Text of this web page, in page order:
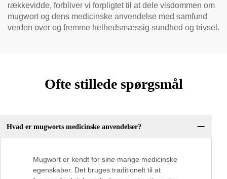
rækkevidde, forbliver vi forpligtet til at dele visdommen om
mugwort og dens medicinske anvendelse med samfund
verden over og fremme helhedsmæssig sundhed og trivsel.
Ofte stillede spørgsmål
Hvad er mugworts medicinske anvendelser?
Mugwort er kendt for sine mange medicinske
egenskaber. Det bruges traditionelt til at